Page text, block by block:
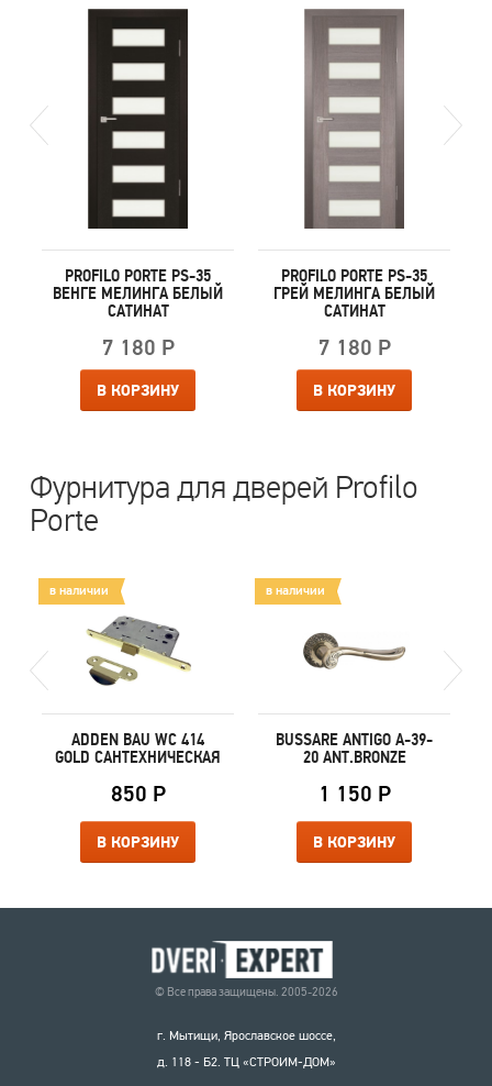
PROFILO PORTE PS-35
ВЕНГЕ МЕЛИНГА БЕЛЫЙ
САТИНАТ
7 180 Р
В КОРЗИНУ
PROFILO PORTE PS-35
ГРЕЙ МЕЛИНГА БЕЛЫЙ
САТИНАТ
7 180 Р
В КОРЗИНУ
Фурнитура для дверей Profilo
Porte
в наличии
ADDEN BAU WC 414
GOLD САНТЕХНИЧЕСКАЯ
850 Р
В КОРЗИНУ
в наличии
BUSSARE ANTIGO A-39-
20 ANT.BRONZE
1 150 Р
В КОРЗИНУ
© Все права защищены. 2005-2026
г. Мытищи, Ярославское шоссе,
д. 118 - Б2. ТЦ «СТРОИМ-ДОМ»